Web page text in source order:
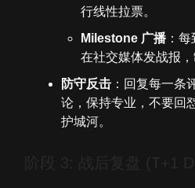
行线性拉票。
Milestone 广播 ：
在社交媒体发战报，
防守反击 ：回复每一条
论，保持专业，不要回
护城河。